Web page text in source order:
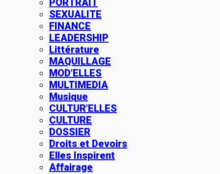
PORTRAIT
SEXUALITE
FINANCE
LEADERSHIP
Littérature
MAQUILLAGE
MOD’ELLES
MULTIMEDIA
Musique
CULTUR’ELLES
CULTURE
DOSSIER
Droits et Devoirs
Elles Inspirent
Affairage